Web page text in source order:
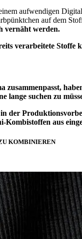
aufwendigen
auf dem
vernäht werden.
verarbeitete
lange suchen zu
Kombistoffen aus
KOMBINIEREN